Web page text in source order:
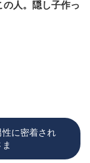
の人。隠し子作っ
性に密着され